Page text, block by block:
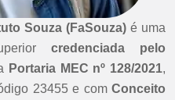
Souza (FaSouza) é uma
credenciada pelo
Portaria MEC nº 128/2021,
23455 e com Conceito